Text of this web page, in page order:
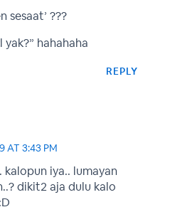
sesaat’ ???
hahahaha
REPLY
AT 3:43 PM
iya.. lumayan
dikit2 aja dulu kalo